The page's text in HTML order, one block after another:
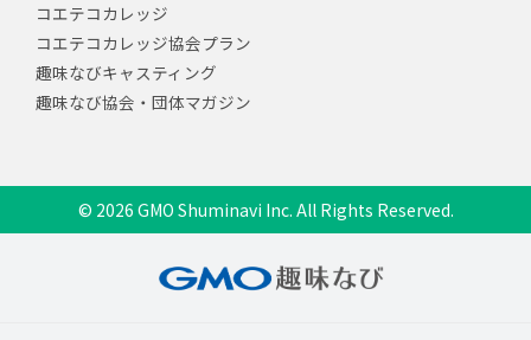
コエテコカレッジ
コエテコカレッジ協会プラン
趣味なびキャスティング
趣味なび協会・団体マガジン
© 2026 GMO Shuminavi Inc. All Rights Reserved.